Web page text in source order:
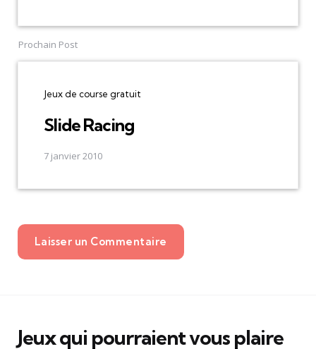
Prochain Post
Jeux de course gratuit
Slide Racing
7 janvier 2010
Laisser un Commentaire
Jeux qui pourraient vous plaire